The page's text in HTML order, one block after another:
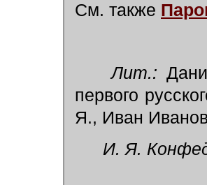
См. также
Лит.:
первого
Я., Иван
И. Я.